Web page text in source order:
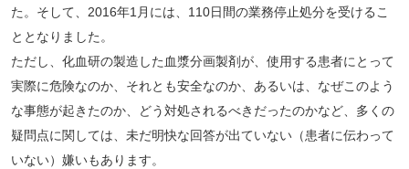
た。そして、2016年1月には、110日間の業務停止処分を受けるこ
ととなりました。
ただし、化血研の製造した血漿分画製剤が、使用する患者にとって
実際に危険なのか、それとも安全なのか、あるいは、なぜこのよう
な事態が起きたのか、どう対処されるべきだったのかなど、多くの
疑問点に関しては、未だ明快な回答が出ていない（患者に伝わって
いない）嫌いもあります。